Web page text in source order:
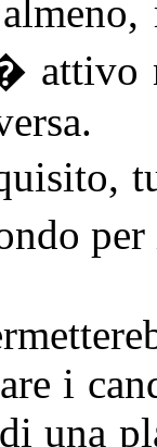
attivo
i
una